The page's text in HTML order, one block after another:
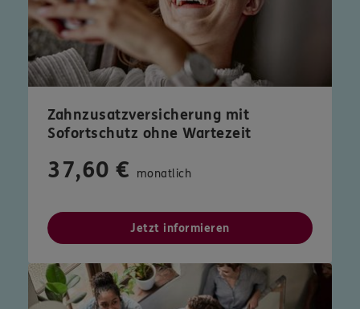
Zahnzusatzversicherung mit
Sofortschutz ohne Wartezeit
37,60 € monatlich
Jetzt informieren